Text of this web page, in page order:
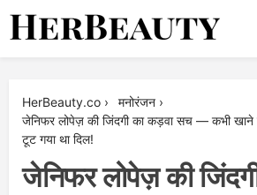
Skip
HerBeauty.co › मनोरंजन ›
जेनिफर लोपेज़ की जिंदगी का कड़वा सच — कभी
टूट गया था दिल!
जेनिफर लोपेज़ की